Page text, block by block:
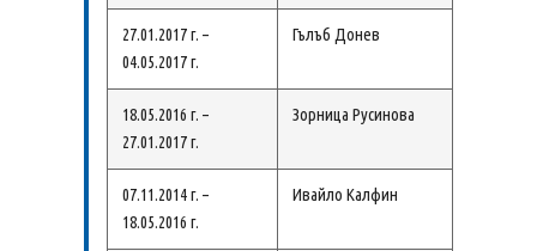
27.01.2017 г. –
04.05.2017 г.
Гълъб Донев
18.05.2016 г. –
27.01.2017 г.
Зорница Русинова
07.11.2014 г. –
18.05.2016 г.
Ивайло Калфин